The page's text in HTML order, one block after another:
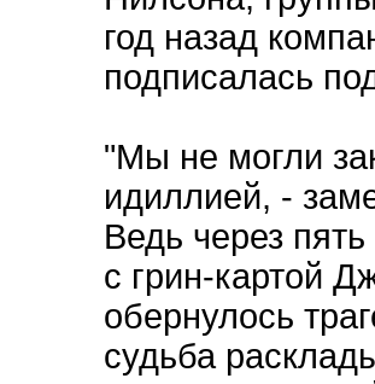
год назад
подписалась
"Мы не могли
идиллией, -
Ведь через
с грин-картой
обернулось
судьба